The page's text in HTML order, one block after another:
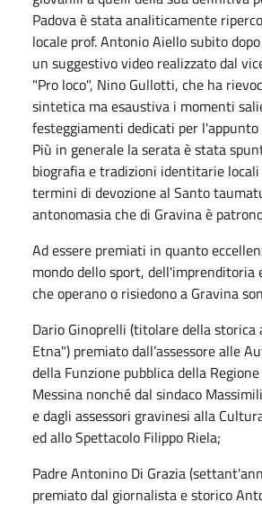
Padova è stata analiticamente
locale prof. Antonio Aiello subito
un suggestivo video realizzato dal
"Pro loco", Nino Gullotti, che ha
sintetica ma esaustiva i momenti
festeggiamenti dedicati per l'appunto
Più in generale la serata è stata
biografia e tradizioni identitarie
termini di devozione al Santo
antonomasia che di Gravina è
Ad essere premiati in quanto
mondo dello sport, dell'imprenditoria
che operano o risiedono a Gravina
Dario Ginoprelli (titolare della storica
Etna") premiato dall’assessore alle
della Funzione pubblica della
Messina nonché dal sindaco
e dagli assessori gravinesi alla
ed allo Spettacolo Filippo Riela;
Padre Antonino Di Grazia
premiato dal giornalista e storico